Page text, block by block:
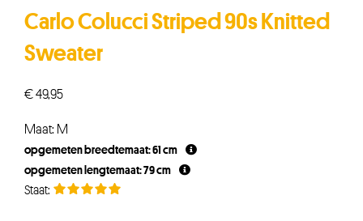
Carlo Colucci Striped 90s Knitted
Sweater
€49,95
Maat: M
opgemeten breedtemaat: 61 cm
opgemeten lengtemaat: 79 cm